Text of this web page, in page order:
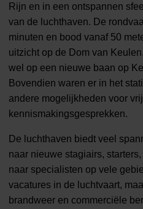
Rijn en in een ontspannen
van de luchthaven. De
minuten en bood vanaf 50
uitzicht op de Dom van
wel op een nieuwe baan op
Bovendien waren er in het
andere mogelijkheden voor
kennismakingsgesprekken.
De luchthaven biedt veel
naar nieuwe stagiairs,
naar specialisten op vele
vacatures in de luchtvaart,
brandweer en commerciële